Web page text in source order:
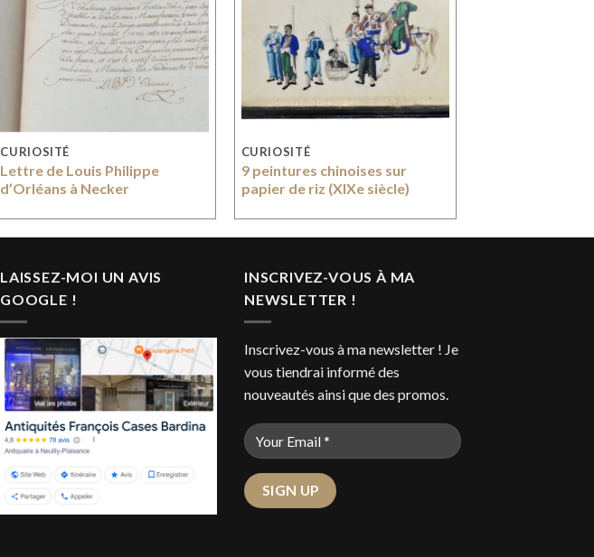
CURIOSITÉ
Lettre de Louis Philippe
d’Orléans à Necker
CURIOSITÉ
9 peintures chinoises sur
papier de riz (XIXe siècle)
LAISSEZ-MOI UN AVIS
GOOGLE !
INSCRIVEZ-VOUS À MA
NEWSLETTER !
Inscrivez-vous à ma newsletter ! Je
vous tiendrai informé des
nouveautés ainsi que des promos.